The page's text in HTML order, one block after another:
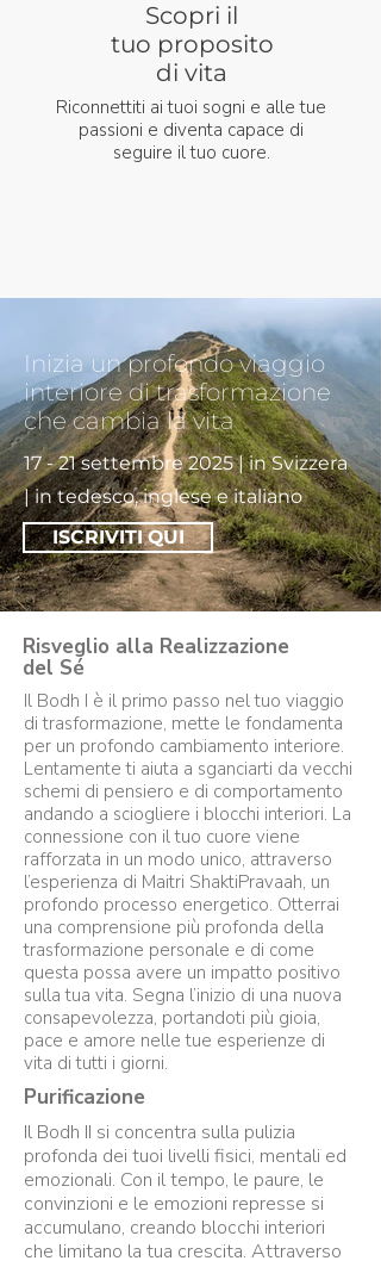
Scopri il
tuo proposito
di vita
Riconnettiti ai tuoi sogni e alle tue
passioni e diventa capace di
seguire il tuo cuore.
Inizia un profondo viaggio
interiore di trasformazione
che cambia la vita
17 - 21 settembre 2025 | in Svizzera
| in tedesco, inglese e italiano
ISCRIVITI QUI
Risveglio alla Realizzazione
del Sé
Il Bodh I è il primo passo nel tuo viaggio
di trasformazione, mette le fondamenta
per un profondo cambiamento interiore.
Lentamente ti aiuta a sganciarti da vecchi
schemi di pensiero e di comportamento
andando a sciogliere i blocchi interiori. La
connessione con il tuo cuore viene
rafforzata in un modo unico, attraverso
l’esperienza di Maitri ShaktiPravaah, un
profondo processo energetico. Otterrai
una comprensione più profonda della
trasformazione personale e di come
questa possa avere un impatto positivo
sulla tua vita. Segna l’inizio di una nuova
consapevolezza, portandoti più gioia,
pace e amore nelle tue esperienze di
vita di tutti i giorni.
Purificazione
Il Bodh II si concentra sulla pulizia
profonda dei tuoi livelli fisici, mentali ed
emozionali. Con il tempo, le paure, le
convinzioni e le emozioni represse si
accumulano, creando blocchi interiori
che limitano la tua crescita. Attraverso